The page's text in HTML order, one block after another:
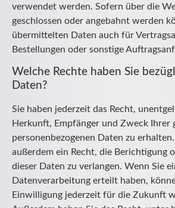
verwendet werden. Sofern über die
geschlossen oder angebahnt werden
übermittelten Daten auch für
Bestellungen oder sonstige
Welche Rechte haben Sie
Daten?
Sie haben jederzeit das Recht,
Herkunft, Empfänger und Zweck Ihrer
personenbezogenen Daten zu
außerdem ein Recht, die Berichtigung
dieser Daten zu verlangen. Wenn Sie
Datenverarbeitung erteilt haben,
Einwilligung jederzeit für die Zukunft